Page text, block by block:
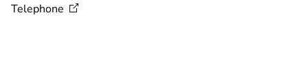
Telephone